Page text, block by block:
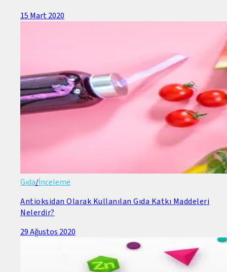
15 Mart 2020
Gıda/İnceleme
Antioksidan Olarak Kullanılan Gıda Katkı Maddeleri
Nelerdir?
29 Ağustos 2020